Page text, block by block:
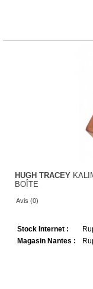
HUGH TRACEY
BOÎTE
Avis (0)
Stock Internet :
Magasin Nantes :